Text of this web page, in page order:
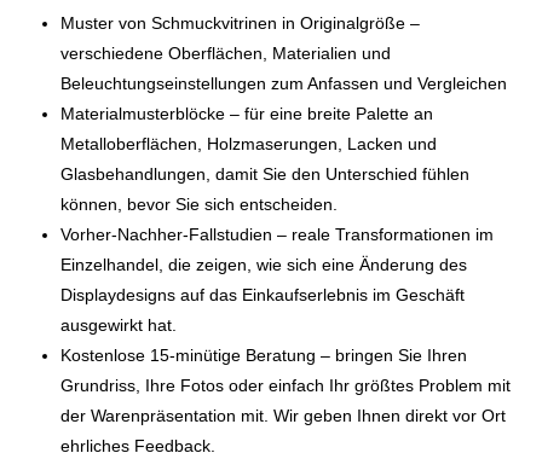
Muster von Schmuckvitrinen in Originalgröße–
verschiedene Oberflächen, Materialien und
Beleuchtungseinstellungen zum Anfassen und Vergleichen
Materialmusterblöcke– für eine breite Palette an
Metalloberflächen, Holzmaserungen, Lacken und
Glasbehandlungen, damit Sie den Unterschied fühlen
können, bevor Sie sich entscheiden.
Vorher-Nachher-Fallstudien – reale Transformationen im
Einzelhandel, die zeigen, wie sich eine Änderung des
Displaydesigns auf das Einkaufserlebnis im Geschäft
ausgewirkt hat.
Kostenlose 15-minütige Beratung – bringen Sie Ihren
Grundriss, Ihre Fotos oder einfach Ihr größtes Problem mit
der Warenpräsentation mit. Wir geben Ihnen direkt vor Ort
ehrliches Feedback.